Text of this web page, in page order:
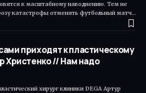
к масштабному наводнению. Тем не
катастрофы отменять футбольный матч…
приходят к пластическому
Христенко // Нам надо
хирург клиники DEGA Артур